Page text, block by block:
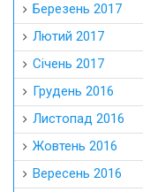
Березень 2017
Лютий 2017
Січень 2017
Грудень 2016
Листопад 2016
Жовтень 2016
Вересень 2016